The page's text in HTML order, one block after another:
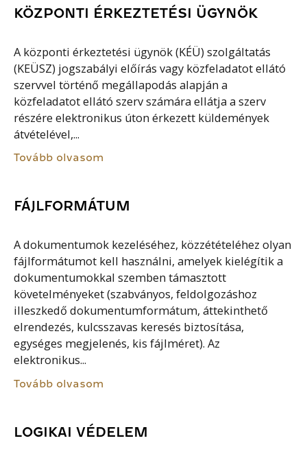
KÖZPONTI ÉRKEZTETÉSI ÜGYNÖK
A központi érkeztetési ügynök (KÉÜ) szolgáltatás
(KEÜSZ) jogszabályi előírás vagy közfeladatot ellátó
szervvel történő megállapodás alapján a
közfeladatot ellátó szerv számára ellátja a szerv
részére elektronikus úton érkezett küldemények
átvételével,...
Tovább olvasom
FÁJLFORMÁTUM
A dokumentumok kezeléséhez, közzétételéhez olyan
fájlformátumot kell használni, amelyek kielégítik a
dokumentumokkal szemben támasztott
követelményeket (szabványos, feldolgozáshoz
illeszkedő dokumentumformátum, áttekinthető
elrendezés, kulcsszavas keresés biztosítása,
egységes megjelenés, kis fájlméret). Az
elektronikus...
Tovább olvasom
LOGIKAI VÉDELEM